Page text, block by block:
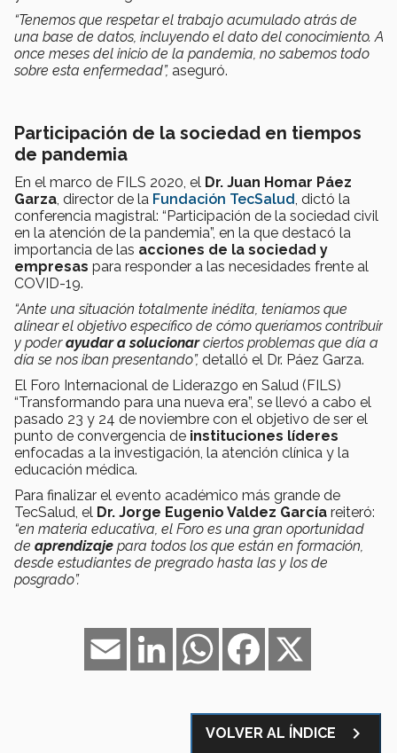
“Tenemos que respetar el trabajo acumulado atrás de
una base de datos, incluyendo el dato del conocimiento. A
once meses del inicio de la pandemia, no sabemos todo
sobre esta enfermedad”, aseguró.
Participación de la sociedad en tiempos
de pandemia
En el marco de FILS 2020, el Dr. Juan Homar Páez
Garza, director de la Fundación TecSalud, dictó la
conferencia magistral: “Participación de la sociedad civil
en la atención de la pandemia”, en la que destacó la
importancia de las acciones de la sociedad y
empresas para responder a las necesidades frente al
COVID-19.
“Ante una situación totalmente inédita, teníamos que
alinear el objetivo específico de cómo queríamos contribuir
y poderayudar a solucionarciertos problemas que día a
día se nos iban presentando”, detalló el Dr. Páez Garza.
El Foro Internacional de Liderazgo en Salud (FILS)
“Transformando para una nueva era”, se llevó a cabo el
pasado 23 y 24 de noviembre con el objetivo de ser el
punto de convergencia de instituciones líderes
enfocadas a la investigación, la atención clínica y la
educación médica.
Para finalizar el evento académico más grande de
TecSalud, el Dr. Jorge Eugenio Valdez García reiteró:
“en materia educativa, el Foro es una gran oportunidad
de aprendizaje para todos los que están en formación,
desde estudiantes de pregrado hasta las y los de
posgrado”.
Facebook
WhatsApp
LinkedIn
Email
VOLVER AL ÍNDICE navigate_next